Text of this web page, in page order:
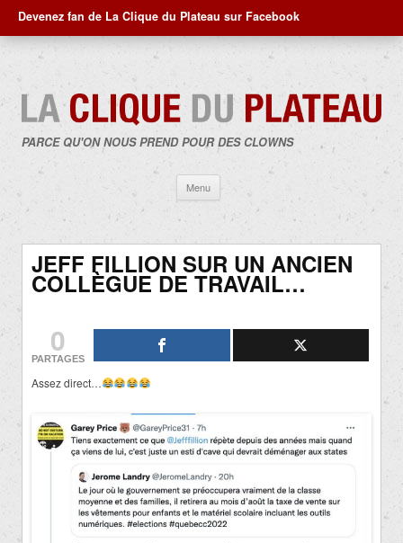
Devenez fan de La Clique du Plateau sur Facebook
PARCE QU'ON NOUS PREND POUR DES CLOWNS
Menu
contenu
JEFF FILLION SUR UN ANCIEN
COLLÈGUE DE TRAVAIL…
0
PARTAGES
Assez direct…